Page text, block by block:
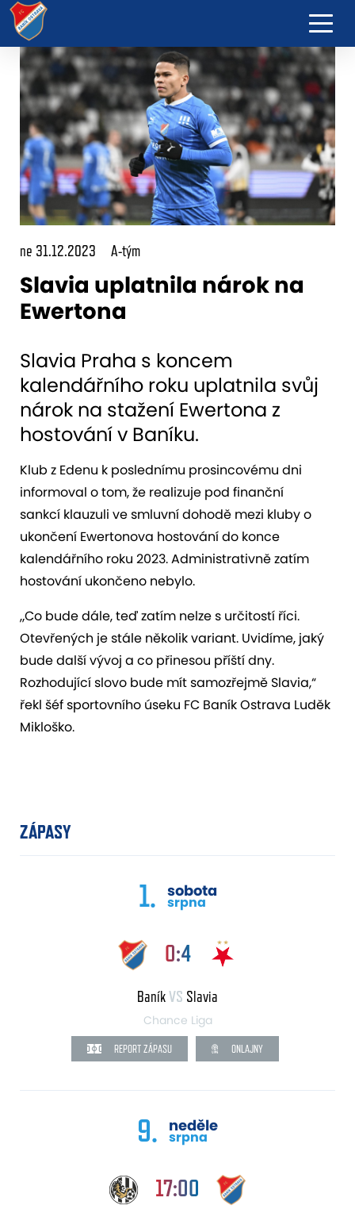
ne 31.12.2023 A-tým
Slavia uplatnila nárok na
Ewertona
Slavia Praha s koncem
kalendářního roku uplatnila svůj
nárok na stažení Ewertona z
hostování v Baníku.
Klub z Edenu k poslednímu prosincovému dni
informoval o tom, že realizuje pod finanční
sankcí klauzuli ve smluvní dohodě mezi kluby o
ukončení Ewertonova hostování do konce
kalendářního roku 2023. Administrativně zatím
hostování ukončeno nebylo.
„Co bude dále, teď zatím nelze s určitostí říci.
Otevřených je stále několik variant. Uvidíme, jaký
bude další vývoj a co přinesou příští dny.
Rozhodující slovo bude mít samozřejmě Slavia,“
řekl šéf sportovního úseku FC Baník Ostrava Luděk
Mikloško.
ZÁPASY
1. sobota
srpna
0:4
BaníkVS Slavia
Chance Liga
REPORT ZÁPASU ONLAJNY
9. neděle
srpna
17:00